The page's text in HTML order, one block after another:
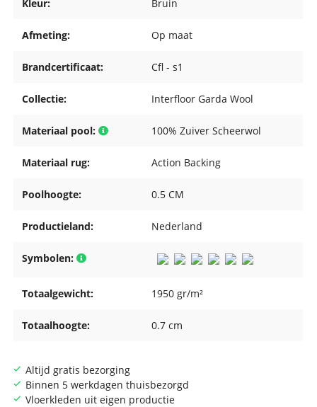
Altijd gratis bezorging
Binnen 5 werkdagen thuisbezorgd
Vloerkleden uit eigen productie
Kleur: Bruin
Afmeting: Op maat
Brandcertificaat: Cfl - s1
Collectie: Interfloor Garda Wool
Materiaal pool: 100% Zuiver Scheerwol
Materiaal rug: Action Backing
Poolhoogte: 0.5 CM
Productieland: Nederland
Symbolen:
Totaalgewicht: 1950 gr/m²
Totaalhoogte: 0.7 cm